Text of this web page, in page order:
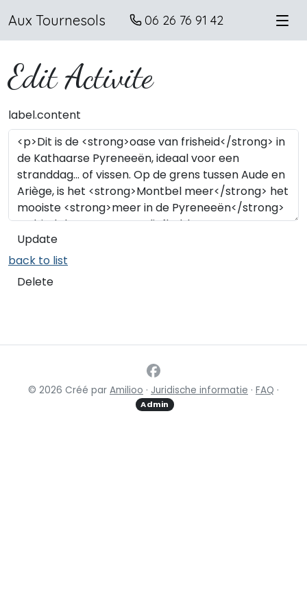
Aux Tournesols 06 26 76 91 42
Edit Activite
label.content
Update
back to list
Delete
© 2026 Créé par Amilioo · Juridische informatie · FAQ ·
Admin